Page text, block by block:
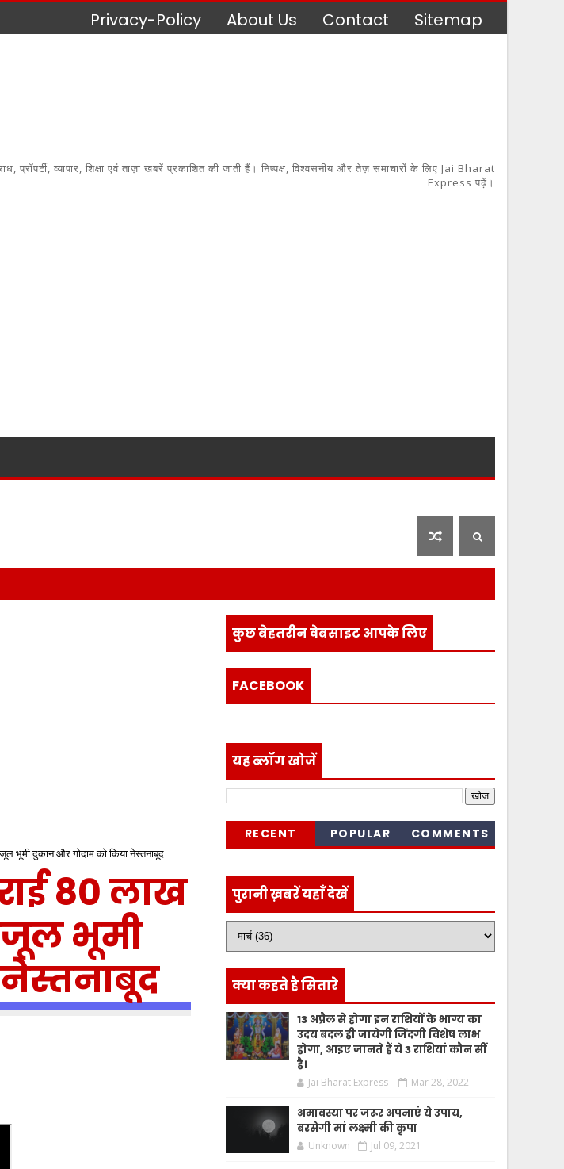
Privacy-Policy About Us Contact Sitemap
व्यापार, शिक्षा एवं ताज़ा खबरें प्रकाशित की जाती हैं। निष्पक्ष, विश्वसनीय और तेज़ समाचारों के लिए Jai Bharat
Express पढ़ें।
भूमी दुकान और गोदाम को किया नेस्तनाबूद
80 लाख
भूमी
कुछ बेहतरीन वेबसाइट आपके लिए
FACEBOOK
यह ब्लॉग खोजें
RECENT POPULAR COMMENTS
पुरानी ख़बरें यहाँ देखें
क्या कहते है सितारे
13 अप्रैल से होगा इन राशियों के भाग्य का
उदय बदल ही जायेगी जिंदगी विशेष लाभ
होगा, आइए जानते हैं ये 3 राशियां कौन सीं
है।
Jai Bharat Express Mar 28, 2022
अमावस्या पर जरूर अपनाएं ये उपाय,
बरसेगी मां लक्ष्मी की कृपा
Unknown Jul 09, 2021